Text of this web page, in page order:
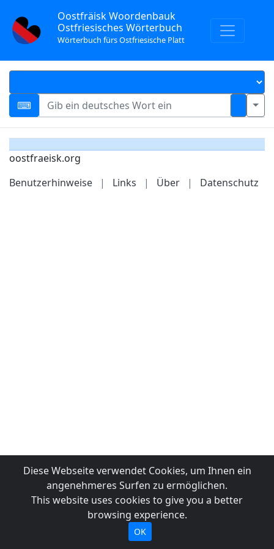
Oostfräisk Woordenbauk
Ostfriesisches Wörterbuch
Wörterbuch fürs Ostfriesische Platt
oostfraeisk.org
Benutzerhinweise
| Links | Über | Datenschutz
Diese Webseite verwendet Cookies, um Ihnen ein
angenehmeres Surfen zu ermöglichen.
This website uses cookies to give you a better
browsing experience.
OK